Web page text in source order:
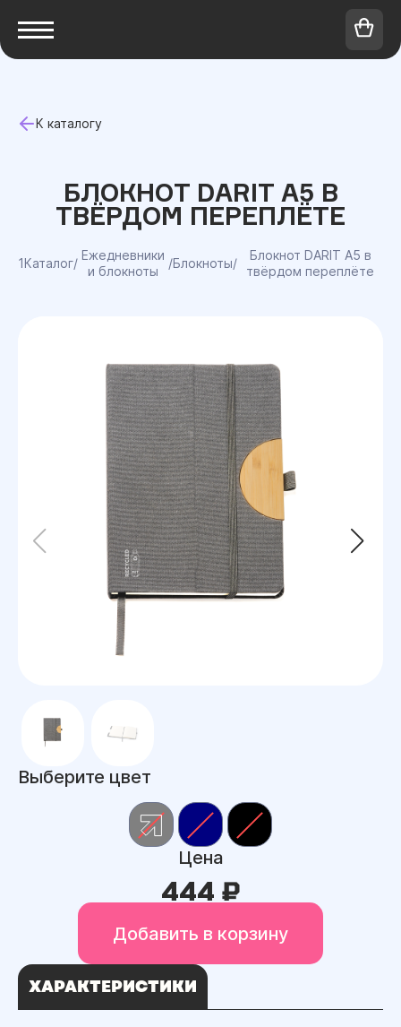
К каталогу
БЛОКНОТ DARIT A5 В
ТВЁРДОМ ПЕРЕПЛЁТЕ
1Каталог/
Ежедневники
и блокноты
/Блокноты/
Блокнот DARIT A5 в
твёрдом переплёте
Выберите цвет
Цена
444 ₽
Добавить в корзину
ХАРАКТЕРИСТИКИ